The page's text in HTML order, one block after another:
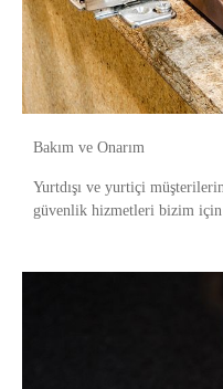
Bakım ve Onarım
Yurtdışı ve yurtiçi
güvenlik hizmetleri bizim için